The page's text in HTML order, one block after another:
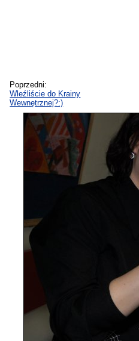
Poprzedni:
Wleźliście do Krainy
Wewnętrznej?:)